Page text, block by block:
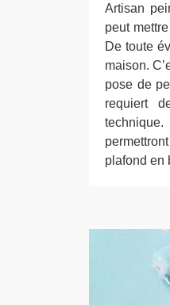
Artisan
peut
De toute
maison.
pose de
requiert
technique.
plafond en